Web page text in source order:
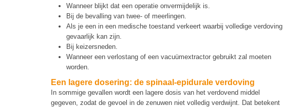
Wanneer blijkt dat een operatie onvermijdelijk is.
Bij de bevalling van twee- of meerlingen.
Als je een in een medische toestand verkeert waarbij volledige verdoving
gevaarlijk kan zijn.
Bij keizersneden.
Wanneer een verlostang of een vacuümextractor gebruikt zal moeten
worden.
Een lagere dosering: de spinaal-epidurale verdoving
In sommige gevallen wordt een lagere dosis van het verdovend middel
gegeven, zodat de gevoel in de zenuwen niet volledig verdwijnt. Dat betekent